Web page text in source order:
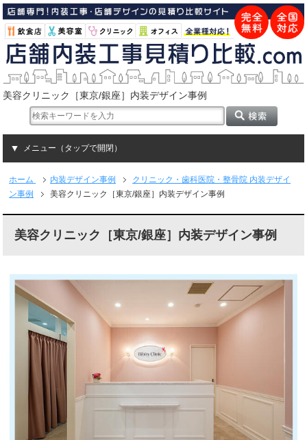
美容クリニック［東京/銀座］内装デザイン事例
メニュー（タップで開閉）
ホーム 内装デザイン事例
クリニック・歯科医院・整骨院 内装デザイ
ン事例
美容クリニック［東京/銀座］内装デザイン事例
美容クリニック［東京/銀座］内装デザイン事例